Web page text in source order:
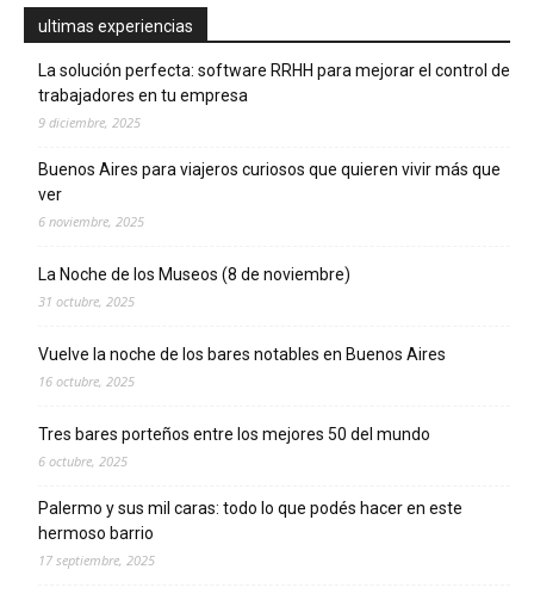
ultimas experiencias
La solución perfecta: software RRHH para mejorar el control de
trabajadores en tu empresa
9 diciembre, 2025
Buenos Aires para viajeros curiosos que quieren vivir más que
ver
6 noviembre, 2025
La Noche de los Museos (8 de noviembre)
31 octubre, 2025
Vuelve la noche de los bares notables en Buenos Aires
16 octubre, 2025
Tres bares porteños entre los mejores 50 del mundo
6 octubre, 2025
Palermo y sus mil caras: todo lo que podés hacer en este
hermoso barrio
17 septiembre, 2025